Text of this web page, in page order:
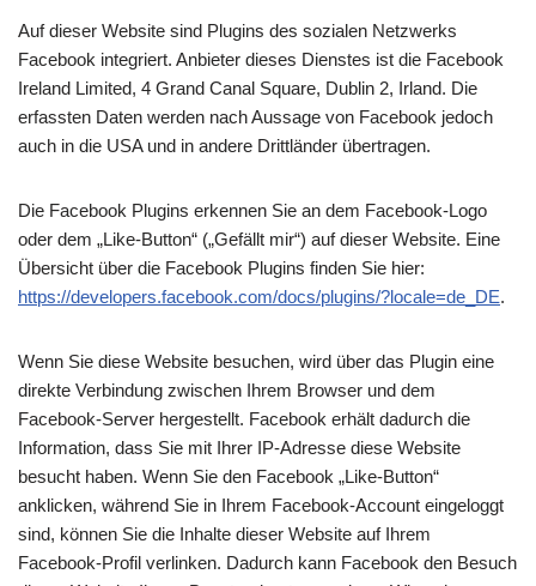
Auf dieser Website sind Plugins des sozialen Netzwerks
Facebook integriert. Anbieter dieses Dienstes ist die Facebook
Ireland Limited, 4 Grand Canal Square, Dublin 2, Irland. Die
erfassten Daten werden nach Aussage von Facebook jedoch
auch in die USA und in andere Drittländer übertragen.
Die Facebook Plugins erkennen Sie an dem Facebook-Logo
oder dem „Like-Button“ („Gefällt mir“) auf dieser Website. Eine
Übersicht über die Facebook Plugins finden Sie hier:
https://developers.facebook.com/docs/plugins/?locale=de_DE.
Wenn Sie diese Website besuchen, wird über das Plugin eine
direkte Verbindung zwischen Ihrem Browser und dem
Facebook-Server hergestellt. Facebook erhält dadurch die
Information, dass Sie mit Ihrer IP-Adresse diese Website
besucht haben. Wenn Sie den Facebook „Like-Button“
anklicken, während Sie in Ihrem Facebook-Account eingeloggt
sind, können Sie die Inhalte dieser Website auf Ihrem
Facebook-Profil verlinken. Dadurch kann Facebook den Besuch